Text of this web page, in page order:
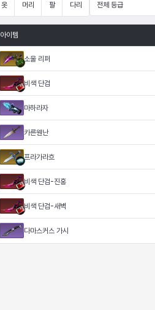
옷 머리 팔 다리 전체 등급
아이템
소울 리퍼
비색 단검
마하라자
카른웬난
프라가라흐
비색 단검-진홍
비색 단검-새벽
다마스커스 가시